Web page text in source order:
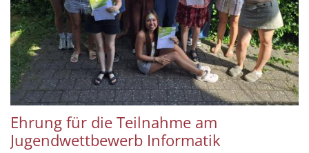
Ehrung für die Teilnahme am
Jugendwettbewerb Informatik